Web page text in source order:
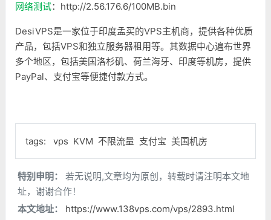
网络测试：http://2.56.176.6/100MB.bin
DesiVPS是一家位于印度孟买的VPS主机商，提供各种优质
产品，包括VPS和独立服务器租用等。其数据中心遍布世界
多个地区，包括美国洛杉矶、荷兰海牙、印度等机房，提供
PayPal、支付宝等便捷付款方式。
tags: vps KVM 不限流量 支付宝 美国机房
特别申明：
若无说明,文章均为原创，转载时请注明本文地
址，谢谢合作！
本文地址：
https://www.138vps.com/vps/2893.html